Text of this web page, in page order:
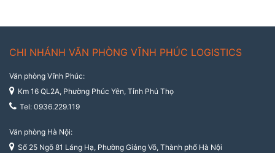
CHI NHÁNH VĂN PHÒNG VĨNH PHÚC LOGISTICS
Văn phòng Vĩnh Phúc:
Km 16 QL2A, Phường Phúc Yên, Tỉnh Phú Thọ
Tel: 0936.229.119
Văn phòng Hà Nội:
Số 25 Ngõ 81 Láng Hạ, Phường Giảng Võ, Thành phố Hà Nội